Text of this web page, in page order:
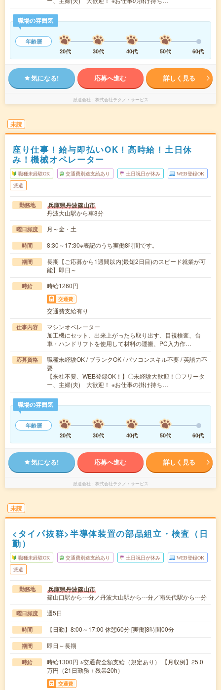
職場の雰囲気
年齢層
20代
30代 40代 50代 60代
気になる! 応募へ進む 詳しく見る
派遣会社 株式会社テクノ・サービス
未読
座り仕事！給与即払いOK！高時給！土日休
み！機械オペレーター
職種未経験OK 交通費別途支給あり 土日祝日が休み WEB登録OK
派遣
勤務地 兵庫県丹波篠山市
丹波大山駅から車8分
曜日頻度 月～金・土
時間 8:30～17:30※表記のうち実働8時間です。
期間
長期【ご応募から1週間以内(最短2日目)のスピード就業が可
能】即日～
時給 時給1260円
交通費
交通費支給有り
仕事内容
マシンオペレーター
加工機にセット、出来上がったら取り出す、目視検査、台
車・ハンドリフトを使用して材料の運搬、PC入力作…
応募資格
職種未経験OK / ブランクOK / パソコンスキル不要 / 英語力不
要
【来社不要、WEB登録OK！】〇未経験大歓迎！〇フリータ
ー、主婦(夫) 大歓迎！ ※お仕事の掛け持ち…
職場の雰囲気
年齢層
20代
30代 40代 50代 60代
気になる! 応募へ進む 詳しく見る
派遣会社 株式会社テクノ・サービス
未読
<タイパ抜群>半導体装置の部品組立・検査（日
勤）
職種未経験OK 交通費別途支給あり 土日祝日が休み WEB登録OK
派遣
勤務地 兵庫県丹波篠山市
篠山口駅から---分／丹波大山駅から---分／南矢代駅から---分
曜日頻度 週5日
時間 【日勤】8:00～17:00 休憩60分 [実働]8時間00分
期間 即日～長期
時給
時給1300円 ※交通費全額支給（規定あり） 【月収例】25.0
万円（21日勤務＋残業20h）
交通費